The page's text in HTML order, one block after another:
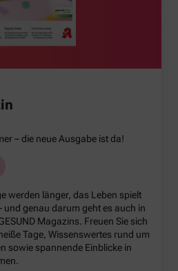
– die neue Ausgabe ist da!
werden länger, das Leben spielt
und genau darum geht es auch in
Magazins. Freuen Sie sich
Tage, Wissenswertes rund um
sowie spannende Einblicke in